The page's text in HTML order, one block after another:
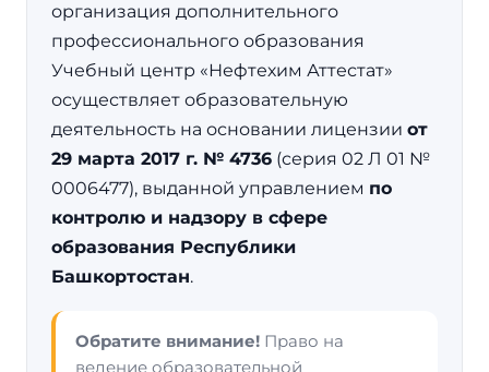
организация дополнительного
профессионального образования
Учебный центр «Нефтехим Аттестат»
осуществляет образовательную
деятельность на основании лицензии от
29 марта 2017 г. № 4736 (серия 02 Л 01 №
0006477), выданной управлением по
контролю и надзору в сфере
образования Республики
Башкортостан.
Обратите внимание! Право на
ведение образовательной